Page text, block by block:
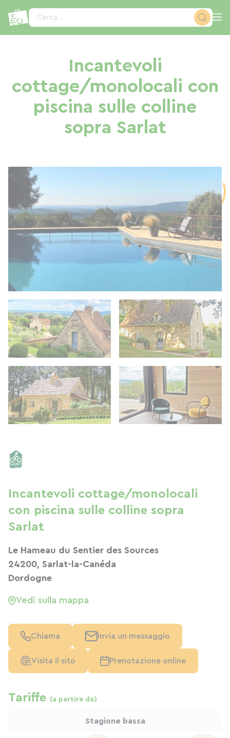
Cerca...
Incantevoli
cottage/monolocali con
piscina sulle colline
sopra Sarlat
Incantevoli cottage/monolocali
con piscina sulle colline sopra
Sarlat
Le Hameau du Sentier des Sources
24200, Sarlat-la-Canéda
Dordogne
Vedi sulla mappa
Chiama Invia un messaggio
Visita il sito Prenotazione online
Tariffe (a partire da)
Stagione bassa
Pannello di gestione dei cookies